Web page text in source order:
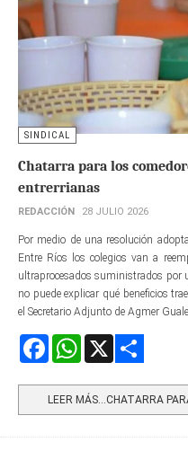
SINDICAL
Chatarra para los
entrerrianas
REDACCIÓN 28 JULIO 2026
Por medio de una resolución
Entre Ríos los colegios van a
ultraprocesados suministrados por
no puede explicar qué beneficios
el Secretario Adjunto de Agmer
FacebookWhatsApp
LEER MÁS…CHATARRA